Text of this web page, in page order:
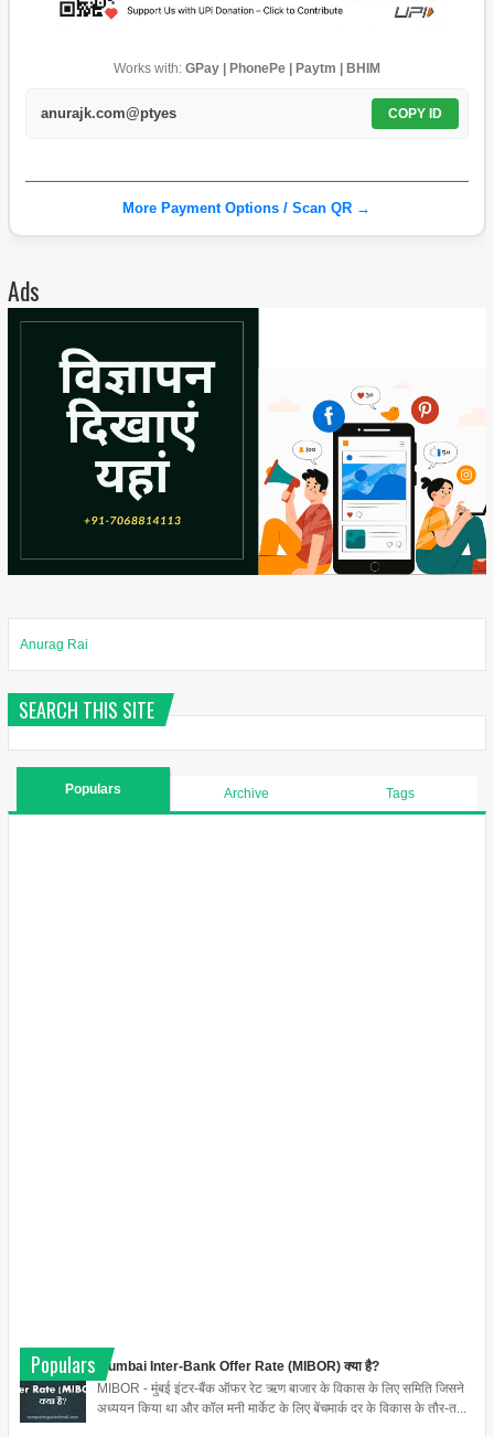
Works with: GPay | PhonePe | Paytm | BHIM
anurajk.com@ptyes COPY ID
More Payment Options / Scan QR →
Ads
Anurag Rai
SEARCH THIS SITE
Populars Archive Tags
Populars
Mumbai Inter-Bank Offer Rate (MIBOR) क्या है?
MIBOR - मुंबई इंटर-बैंक ऑफर रेट ऋण बाजार के विकास के लिए समिति जिसने
अध्ययन किया था और कॉल मनी मार्केट के लिए बेंचमार्क दर के विकास के तौर-त...